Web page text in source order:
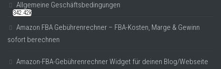
Allgemeine Geschäftsbedingungen
Amazon FBA Gebührenrechner – FBA-Kosten, Marge & Gewinn
sofort berechnen
Amazon-FBA-Gebührenrechner Widget für deinen Blog/Webseite
342.42k